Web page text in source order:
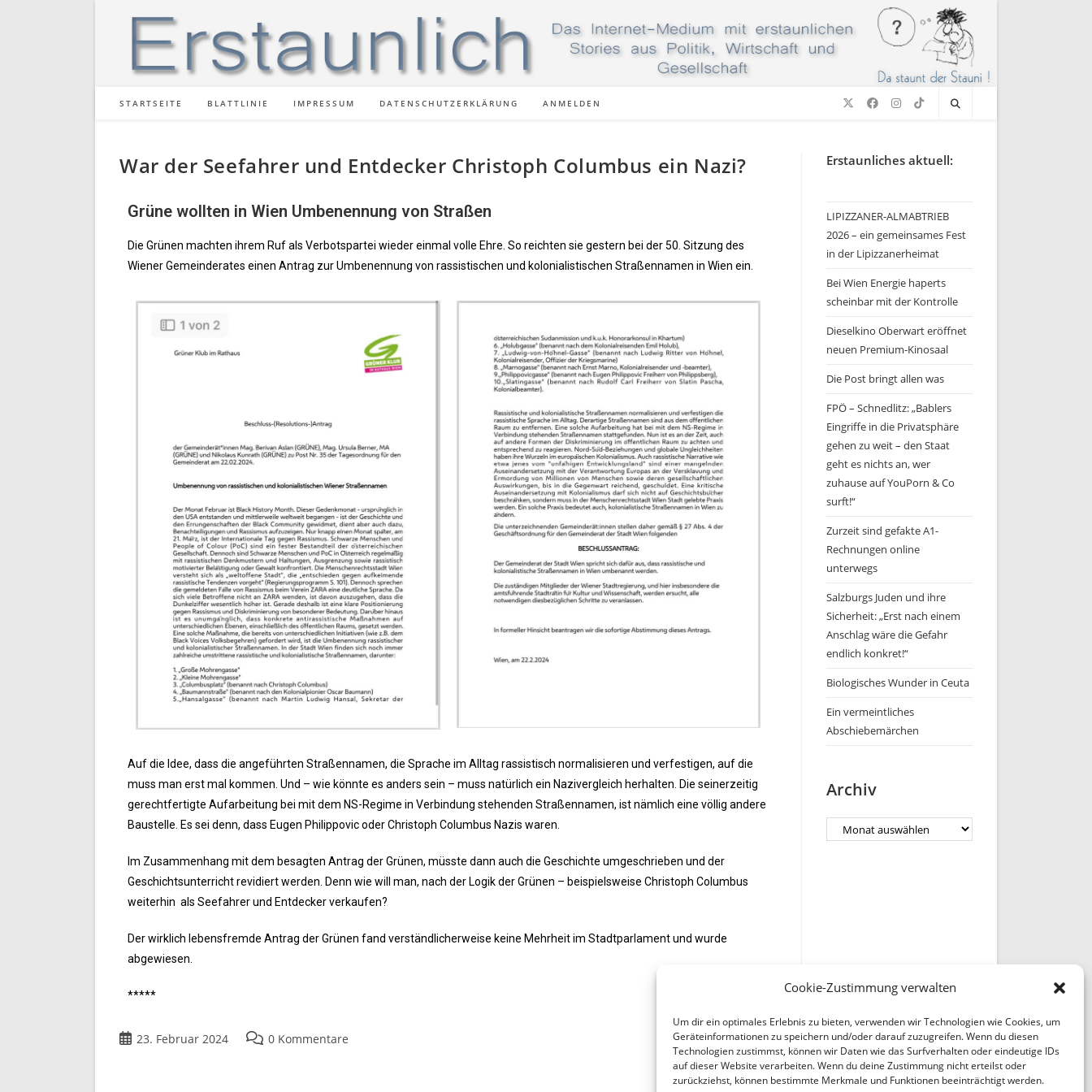
Cookie-Zustimmung verwalten
Um dir ein optimales Erlebnis zu bieten, verwenden wir Technologien wie Cookies, um
Geräteinformationen zu speichern und/oder darauf zuzugreifen. Wenn du diesen
Technologien zustimmst, können wir Daten wie das Surfverhalten oder eindeutige IDs
auf dieser Website verarbeiten. Wenn du deine Zustimmung nicht erteilst oder
zurückziehst, können bestimmte Merkmale und Funktionen beeinträchtigt werden.
STARTSEITE BLATTLINIE IMPRESSUM DATENSCHUTZERKLÄRUNG ANMELDEN
War der Seefahrer und Entdecker Christoph Columbus ein Nazi?
Grüne wollten in Wien Umbenennung von Straßen
Die Grünen machten ihrem Ruf als Verbotspartei wieder einmal volle Ehre. So reichten sie gestern bei der 50. Sitzung des
Wiener Gemeinderates einen Antrag zur Umbenennung von rassistischen und kolonialistischen Straßennamen in Wien ein.
Auf die Idee, dass die angeführten Straßennamen, die Sprache im Alltag rassistisch normalisieren und verfestigen, auf die
muss man erst mal kommen. Und – wie könnte es anders sein – muss natürlich ein Nazivergleich herhalten. Die seinerzeitig
gerechtfertigte Aufarbeitung bei mit dem NS-Regime in Verbindung stehenden Straßennamen, ist nämlich eine völlig andere
Baustelle. Es sei denn, dass Eugen Philippovic oder Christoph Columbus Nazis waren.
Im Zusammenhang mit dem besagten Antrag der Grünen, müsste dann auch die Geschichte umgeschrieben und der
Geschichtsunterricht revidiert werden. Denn wie will man, nach der Logik der Grünen – beispielsweise Christoph Columbus
weiterhin als Seefahrer und Entdecker verkaufen?
Der wirklich lebensfremde Antrag der Grünen fand verständlicherweise keine Mehrheit im Stadtparlament und wurde
abgewiesen.
*****
23. Februar 2024 0 Kommentare
Erstaunliches aktuell:
LIPIZZANER-ALMABTRIEB
2026 – ein gemeinsames Fest
in der Lipizzanerheimat
Bei Wien Energie haperts
scheinbar mit der Kontrolle
Dieselkino Oberwart eröffnet
neuen Premium-Kinosaal
Die Post bringt allen was
FPÖ – Schnedlitz: „Bablers
Eingriffe in die Privatsphäre
gehen zu weit – den Staat
geht es nichts an, wer
zuhause auf YouPorn & Co
surft!“
Zurzeit sind gefakte A1-
Rechnungen online
unterwegs
Salzburgs Juden und ihre
Sicherheit: „Erst nach einem
Anschlag wäre die Gefahr
endlich konkret!“
Biologisches Wunder in Ceuta
Ein vermeintliches
Abschiebemärchen
Archiv